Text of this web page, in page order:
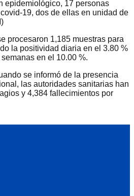
epidemiológico, 17 personas
19, dos de ellas en unidad de
procesaron 1,185 muestras para
la positividad diaria en el 3.80 %
en el 10.00 %.
se informó de la presencia
las autoridades sanitarias han
y 4,384 fallecimientos por